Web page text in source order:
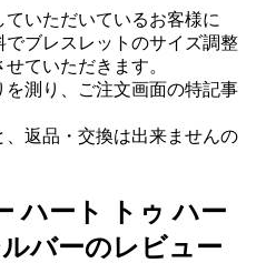
いただいているお客様に
ブレスレットのサイズ調整
ていただきます。
を測り、ご注文画面の特記事
返品・交換は出来ませんの
ハート トゥ ハー
ルバーのレビュー